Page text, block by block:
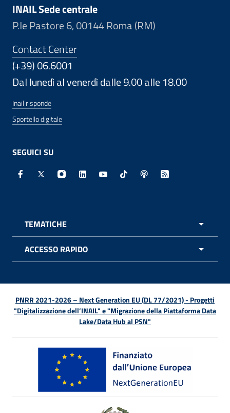
INAIL Sede centrale
P.le Pastore 6, 00144 Roma (RM)
Contact Center
(+39) 06.6001
Dal lunedì al venerdì dalle 9.00 alle 18.00
Inail risponde
Sportello digitale
SEGUICI SU
Facebook - Sito esterno - Apertura in nuova finestra
X - Sito esterno - Apertura in nuova finestra
Instagram - Sito esterno - Apertura in
Linkedin - Sito esterno - Apertura in
Youtube - Sito esterno -
TikTok - Sito esterno -
Spreaker - Sito
Feed RSS -
TEMATICHE
ACCESSO RAPIDO
PNRR 2021-2026 – Next Generation EU (DL 77/2021) - Progetti
"Digitalizzazione dell’INAIL" e "Migrazione della Piattaforma Data
Lake/Data Hub al PSN"